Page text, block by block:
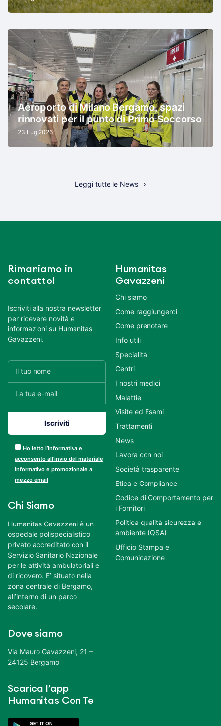
Aeroporto di Milano Bergamo, spazi
rinnovati per il punto di Primo Soccorso
23 Lug 2026
Leggi tutte le News
Rimaniamo in
contatto!
Iscriviti alla nostra newsletter
per ricevere novità e
informazioni su Humanitas
Gavazzeni.
Ho letto l’informativa e
acconsento all’invio del materiale
informativo e promozionale a
mezzo email
Chi Siamo
Humanitas Gavazzeni è un
ospedale polispecialistico
privato accreditato con il
Servizio Sanitario Nazionale
per le attività ambulatoriali e
di ricovero. E’ situato nella
zona centrale di Bergamo,
all’interno di un parco
secolare.
Dove siamo
Via Mauro Gavazzeni, 21 –
24125 Bergamo
Scarica l’app
Humanitas Con Te
Humanitas
Gavazzeni
Chi siamo
Come raggiungerci
Come prenotare
Info utili
Specialità
Centri
I nostri medici
Malattie
Visite ed Esami
Trattamenti
News
Lavora con noi
Società trasparente
Etica e Compliance
Codice di Comportamento per
i Fornitori
Politica qualità sicurezza e
ambiente (QSA)
Ufficio Stampa e
Comunicazione